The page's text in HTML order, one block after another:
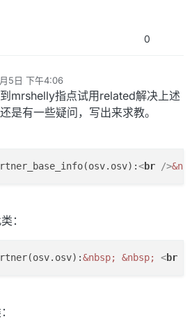
0
5日 下午4:06
mrshelly指点试用related解决上述
是有一些疑问，写出来求教。
<br />
：
&nbsp; &nbsp; <br